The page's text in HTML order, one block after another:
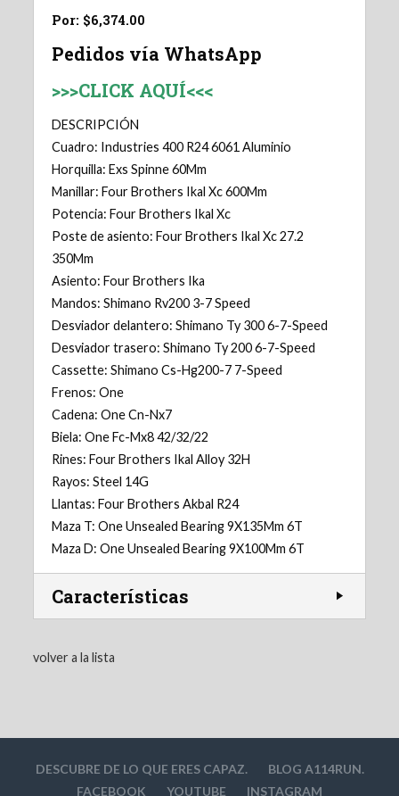
Por: $6,374.00
Pedidos vía WhatsApp
>>>CLICK AQUÍ<<<
DESCRIPCIÓN
Cuadro: Industries 400 R24 6061 Aluminio
Horquilla: Exs Spinne 60Mm
Manillar: Four Brothers Ikal Xc 600Mm
Potencia: Four Brothers Ikal Xc
Poste de asiento: Four Brothers Ikal Xc 27.2
350Mm
Asiento: Four Brothers Ika
Mandos: Shimano Rv200 3-7 Speed
Desviador delantero: Shimano Ty 300 6-7-Speed
Desviador trasero: Shimano Ty 200 6-7-Speed
Cassette: Shimano Cs-Hg200-7 7-Speed
Frenos: One
Cadena: One Cn-Nx7
Biela: One Fc-Mx8 42/32/22
Rines: Four Brothers Ikal Alloy 32H
Rayos: Steel 14G
Llantas: Four Brothers Akbal R24
Maza T: One Unsealed Bearing 9X135Mm 6T
Maza D: One Unsealed Bearing 9X100Mm 6T
Características
volver a la lista
DESCUBRE DE LO QUE ERES CAPAZ.
BLOG A114RUN.
FACEBOOK
YOUTUBE INSTAGRAM